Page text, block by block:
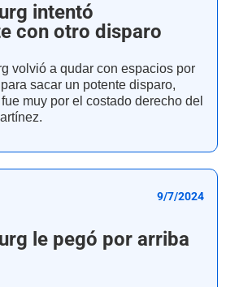
intentó
con otro disparo
volvió a qudar con espacios por
sacar un potente disparo,
muy por el costado derecho del
9/7/2024
le pegó por arriba